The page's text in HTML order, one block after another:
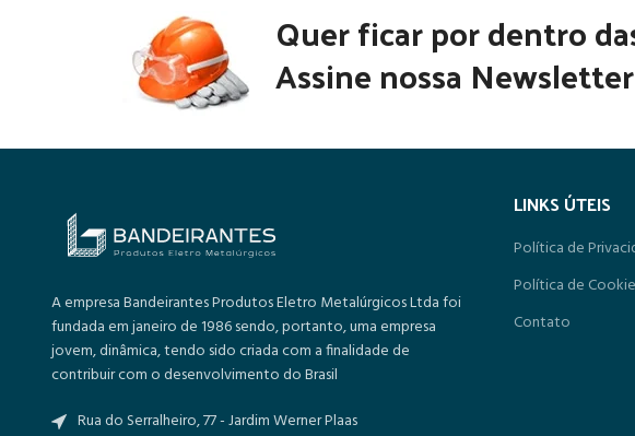
Quer ficar por dentro
Assine nossa
A empresa Bandeirantes Produtos Eletro Metalúrgicos Ltda foi
fundada em janeiro de 1986 sendo, portanto, uma empresa
jovem, dinâmica, tendo sido criada com a finalidade de
contribuir com o desenvolvimento do Brasil
Rua do Serralheiro, 77 - Jardim Werner Plaas
LINKS ÚTEIS
Política de
Política de
Contato